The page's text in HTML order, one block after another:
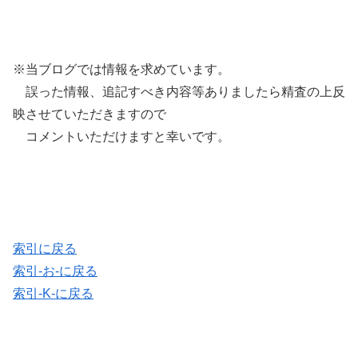
※当ブログでは情報を求めています。
誤った情報、追記すべき内容等ありましたら精査の上反
映させていただきますので
コメントいただけますと幸いです。
索引に戻る
索引-お-に戻る
索引-K-に戻る